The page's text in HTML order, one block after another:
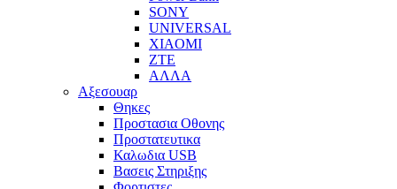
SONY
UNIVERSAL
XIAOMI
ZTE
ΑΛΛΑ
Αξεσουαρ
Θηκες
Προστασια Οθονης
Προστατευτικα
Καλωδια USB
Βασεις Στηριξης